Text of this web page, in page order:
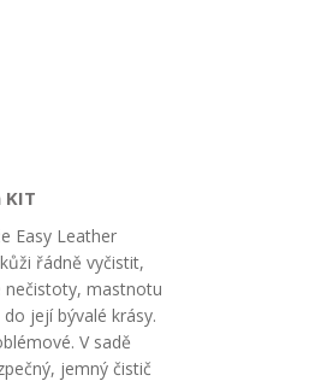
Easy Leather
řádně vyčistit,
nečistoty, mastnotu
její bývalé krásy.
V sadě
jemný čistič